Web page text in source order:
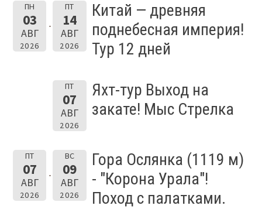
ПН
03
АВГ
2026
ПТ
14
АВГ
2026
Китай — древняя
поднебесная империя!
Тур 12 дней
ПТ
07
АВГ
2026
Яхт-тур Выход на
закате! Мыс Стрелка
ПТ
07
АВГ
2026
ВС
09
АВГ
2026
Гора Ослянка (1119 м)
- "Корона Урала"!
Поход с палатками.